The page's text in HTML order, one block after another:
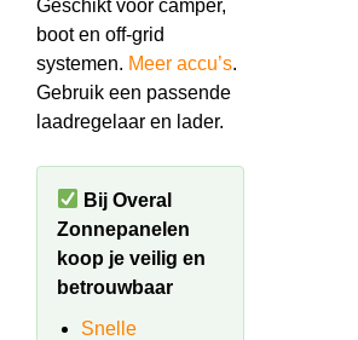
Geschikt voor camper,
boot en off-grid
systemen. Meer accu’s.
Gebruik een passende
laadregelaar en lader.
Bij Overal
Zonnepanelen
koop je veilig en
betrouwbaar
Snelle